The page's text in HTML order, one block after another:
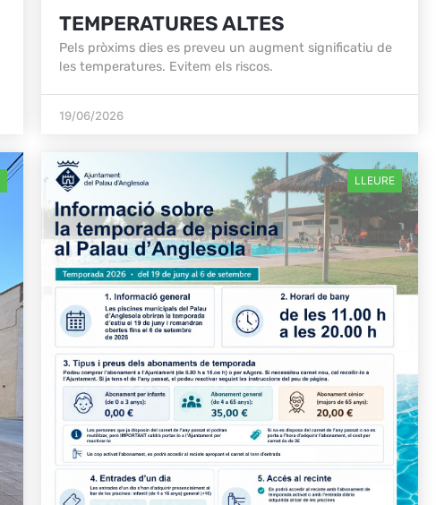
TEMPERATURES ALTES
Pels pròxims dies es preveu un augment significatiu de
les temperatures. Evitem els riscos.
19/06/2026
LLEURE